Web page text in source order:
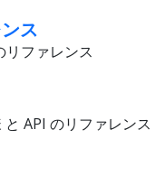
ス
リファレンス
API のリファレンス